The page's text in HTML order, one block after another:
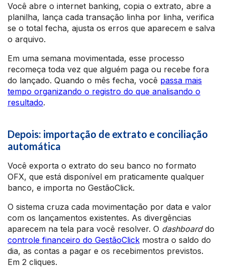
Você abre o internet banking, copia o extrato, abre a
planilha, lança cada transação linha por linha, verifica
se o total fecha, ajusta os erros que aparecem e salva
o arquivo.
Em uma semana movimentada, esse processo
recomeça toda vez que alguém paga ou recebe fora
do lançado. Quando o mês fecha, você passa mais
tempo organizando o registro do que analisando o
resultado.
Depois: importação de extrato e conciliação
automática
Você exporta o extrato do seu banco no formato
OFX, que está disponível em praticamente qualquer
banco, e importa no GestãoClick.
O sistema cruza cada movimentação por data e valor
com os lançamentos existentes. As divergências
aparecem na tela para você resolver. O dashboarddo
controle financeiro do GestãoClick mostra o saldo do
dia, as contas a pagar e os recebimentos previstos.
Em 2 cliques.